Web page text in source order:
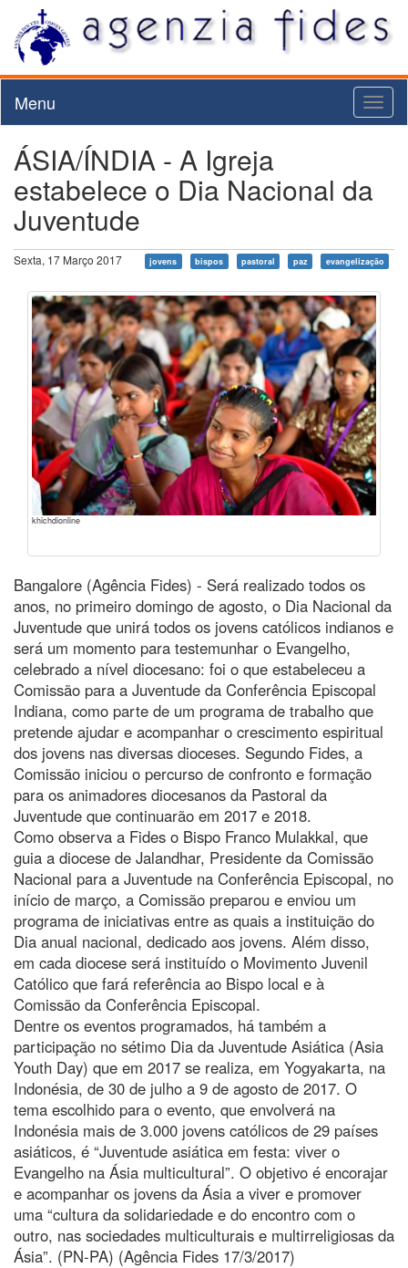
Menu
ÁSIA/ÍNDIA - A Igreja
estabelece o Dia Nacional da
Juventude
Sexta, 17 Março 2017 jovens bispos pastoral paz evangelização
khichdionline
Bangalore (Agência Fides) - Será realizado todos os
anos, no primeiro domingo de agosto, o Dia Nacional da
Juventude que unirá todos os jovens católicos indianos e
será um momento para testemunhar o Evangelho,
celebrado a nível diocesano: foi o que estabeleceu a
Comissão para a Juventude da Conferência Episcopal
Indiana, como parte de um programa de trabalho que
pretende ajudar e acompanhar o crescimento espiritual
dos jovens nas diversas dioceses. Segundo Fides, a
Comissão iniciou o percurso de confronto e formação
para os animadores diocesanos da Pastoral da
Juventude que continuarão em 2017 e 2018.
Como observa a Fides o Bispo Franco Mulakkal, que
guia a diocese de Jalandhar, Presidente da Comissão
Nacional para a Juventude na Conferência Episcopal, no
início de março, a Comissão preparou e enviou um
programa de iniciativas entre as quais a instituição do
Dia anual nacional, dedicado aos jovens. Além disso,
em cada diocese será instituído o Movimento Juvenil
Católico que fará referência ao Bispo local e à
Comissão da Conferência Episcopal.
Dentre os eventos programados, há também a
participação no sétimo Dia da Juventude Asiática (Asia
Youth Day) que em 2017 se realiza, em Yogyakarta, na
Indonésia, de 30 de julho a 9 de agosto de 2017. O
tema escolhido para o evento, que envolverá na
Indonésia mais de 3.000 jovens católicos de 29 países
asiáticos, é “Juventude asiática em festa: viver o
Evangelho na Ásia multicultural”. O objetivo é encorajar
e acompanhar os jovens da Ásia a viver e promover
uma “cultura da solidariedade e do encontro com o
outro, nas sociedades multiculturais e multirreligiosas da
Ásia”. (PN-PA) (Agência Fides 17/3/2017)